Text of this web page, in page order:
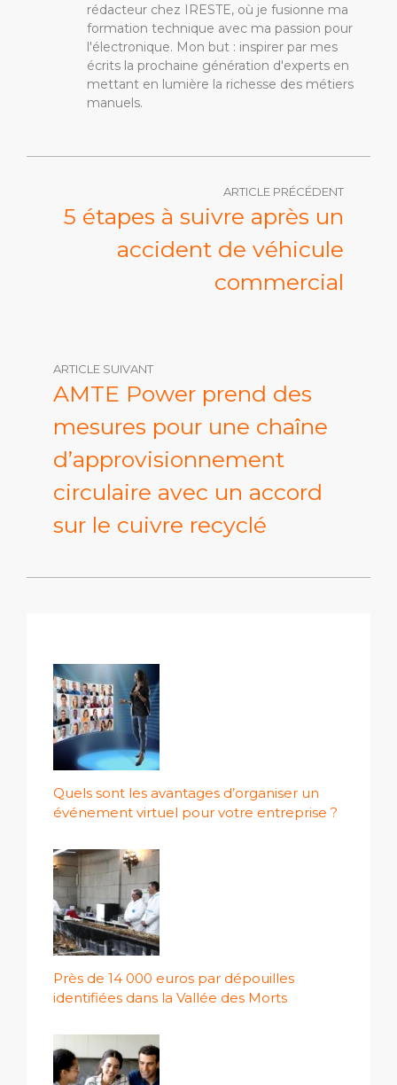
rédacteur chez IRESTE, où je fusionne ma
formation technique avec ma passion pour
l'électronique. Mon but : inspirer par mes
écrits la prochaine génération d'experts en
mettant en lumière la richesse des métiers
manuels.
ARTICLE PRÉCÉDENT
5 étapes à suivre après un
accident de véhicule
commercial
ARTICLE SUIVANT
AMTE Power prend des
mesures pour une chaîne
d’approvisionnement
circulaire avec un accord
sur le cuivre recyclé
Quels sont les avantages d’organiser un
événement virtuel pour votre entreprise ?
Près de 14 000 euros par dépouilles
identifiées dans la Vallée des Morts